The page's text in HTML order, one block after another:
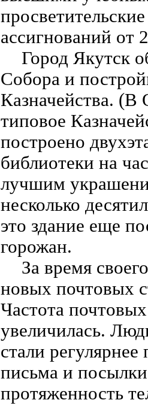
ассигнований от
Город Якутск
Собора и
Казначейства.
типовое
построено
библиотеки на
лучшим
несколько
это здание еще
горожан.
За время
новых почтовых
Частота
увеличилась.
стали
письма и
протяженность